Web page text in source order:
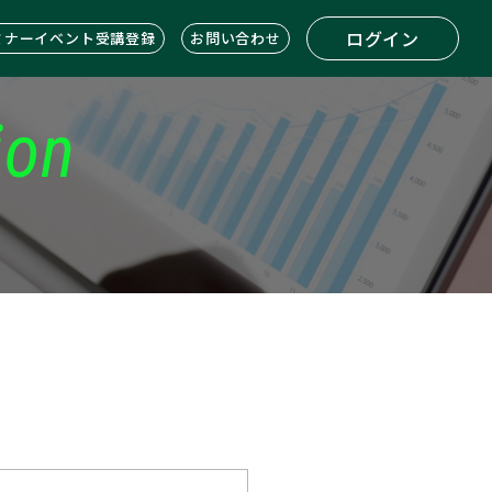
ナーイベント受講登録 お問い合わせ ログイン